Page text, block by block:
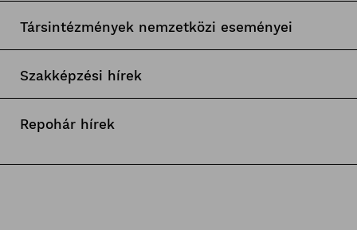
Társintézmények nemzetközi eseményei
Szakképzési hírek
Repohár hírek